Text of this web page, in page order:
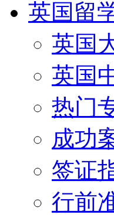
英国留
英国
英国
热门
成功
签证
行前